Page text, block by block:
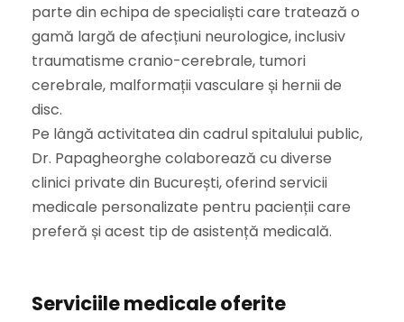
parte din echipa de specialiști care tratează o
gamă largă de afecțiuni neurologice, inclusiv
traumatisme cranio-cerebrale, tumori
cerebrale, malformații vasculare și hernii de
disc.
Pe lângă activitatea din cadrul spitalului public,
Dr. Papagheorghe colaborează cu diverse
clinici private din București, oferind servicii
medicale personalizate pentru pacienții care
preferă și acest tip de asistență medicală.
Serviciile medicale oferite